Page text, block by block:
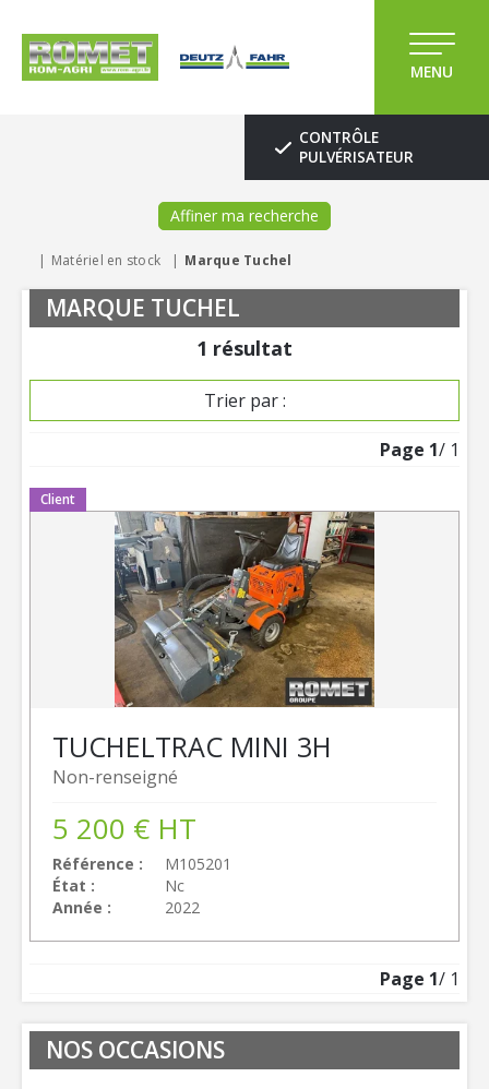
MENU
CONTRÔLE
PULVÉRISATEUR
Affiner ma recherche
Matériel en stock Marque Tuchel
MARQUE TUCHEL
1 résultat
Trier par :
Page 1/ 1
Client
Non-renseigné
TUCHELTRAC MINI 3H
Référence
M105201
État
Nc
Année
2022
5 200 € HT
Page 1/ 1
NOS OCCASIONS